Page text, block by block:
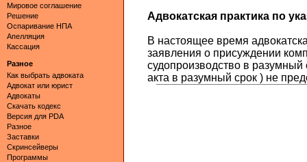
Мировое соглашение
Решение
Оспаривание НПА
Апелляция
Кассация
Разное
Как выбрать адвоката
Адвокат или юрист
Адвокаты
Скачать кодекс
Версия для PDA
Разное
Заставки
Скринсейверы
Программы
Адвокатская практика по
В настоящее время
заявления о присуждении
судопроизводство в
акта в разумный срок ) не